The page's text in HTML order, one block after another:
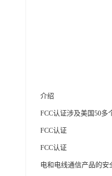
介绍
FCC认证涉及美国50
FCC认证
FCC认证
电和电线通信产品的安